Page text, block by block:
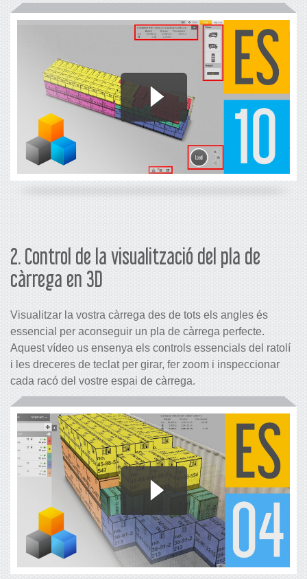
2. Control de la visualització del pla de
càrrega en 3D
Visualitzar la vostra càrrega des de tots els angles és
essencial per aconseguir un pla de càrrega perfecte.
Aquest vídeo us ensenya els controls essencials del ratolí
i les dreceres de teclat per girar, fer zoom i inspeccionar
cada racó del vostre espai de càrrega.